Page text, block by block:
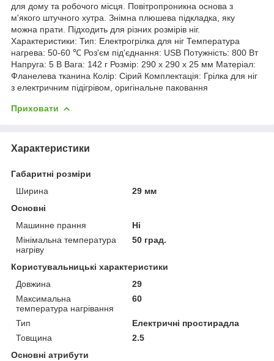
для дому та робочого місця. Повітропроникна основа з
м'якого штучного хутра. Знімна плюшева підкладка, яку
можна прати. Підходить для різних розмірів ніг.
Характеристики: Тип: Електрогрілка для ніг Температура
нагрева: 50-60 ℃ Роз'єм під'єднання: USB Потужність: 800 Вт
Напруга: 5 В Вага: 142 г Розмір: 290 х 290 х 25 мм Матеріал:
Фланелева тканина Колір: Сірий Комплектація: Грілка для ніг
з електричним підігрівом, оригінальне паковання
Приховати
Характеристики
Габаритні розміри
Ширина
29 мм
Основні
Машинне прання
Ні
Мінімальна температура
нагріву
50 град.
Користувальницькі характеристики
Довжина
29
Максимальна
температура нагрівання
60
Тип
Електричні простирадла
Товщина
2.5
Основні атрибути